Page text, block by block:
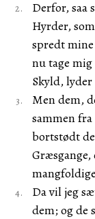
Derfor, saa
Hyrder,
spredt
nu tage
Skyld,
Men dem,
sammen
bortstødt
Da vil jeg
dem; og de